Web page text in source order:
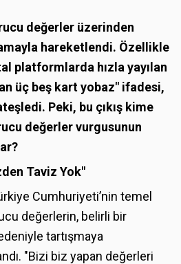
değerler üzerinden
hareketlendi. Özellikle
platformlarda hızla yayılan
üç beş kart yobaz" ifadesi,
Peki, bu çıkış kime
değerler vurgusunun
Taviz Yok"
Cumhuriyeti’nin temel
değerlerin, belirli bir
tartışmaya
"Bizi biz yapan değerleri